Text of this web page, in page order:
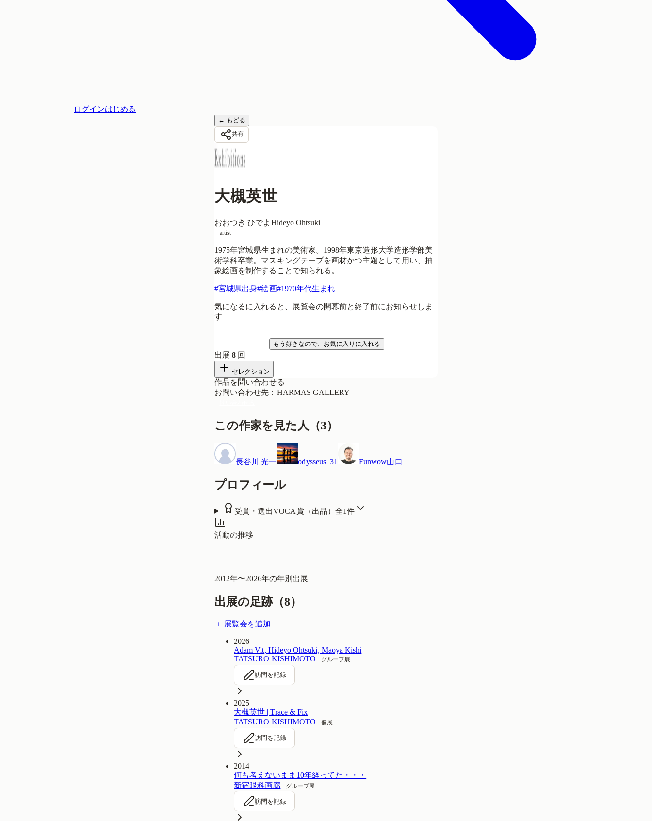
ログインはじめる
← もどる
共有
大槻英世
おおつき ひでよ Hideyo Ohtsuki
artist
1975年宮城県生まれの美術家。1998年東京造形大学造形学部美
術学科卒業。マスキングテープを画材かつ主題として用い、抽
象絵画を制作することで知られる。
#宮城県出身#絵画#1970年代生まれ
気になるに入れると、展覧会の開幕前と終了前にお知らせしま
す
もう好きなので、お気に入りに入れる
出展8 回
セレクション
作品を問い合わせる
お問い合わせ先 ： HARMAS GALLERY
この作家を見た人 （3）
長谷川 光一 odysseus_31 Funwow山口
プロフィール
受賞・選出VOCA賞（出品） 全1件
活動の推移
2012年〜2026年の年別出展
出展の足跡（8）
＋ 展覧会を追加
2026
Adam Vit, Hideyo Ohtsuki, Maoya Kishi
TATSURO KISHIMOTO
グループ展
訪問を記録
2025
大槻英世 | Trace & Fix
TATSURO KISHIMOTO
個展
訪問を記録
2014
何も考えないまま10年経ってた・・・
新宿眼科画廊
グループ展
訪問を記録